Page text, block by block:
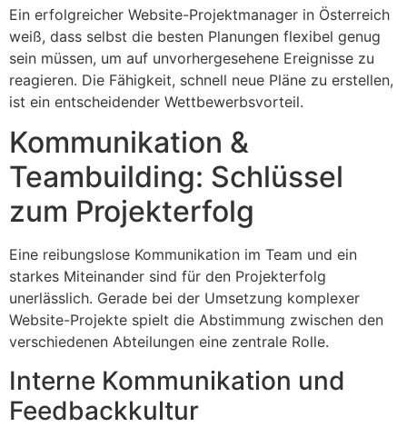
Ein erfolgreicher Website-Projektmanager in Österreich
weiß, dass selbst die besten Planungen flexibel genug
sein müssen, um auf unvorhergesehene Ereignisse zu
reagieren. Die Fähigkeit, schnell neue Pläne zu erstellen,
ist ein entscheidender Wettbewerbsvorteil.
Kommunikation &
Teambuilding: Schlüssel
zum Projekterfolg
Eine reibungslose Kommunikation im Team und ein
starkes Miteinander sind für den Projekterfolg
unerlässlich. Gerade bei der Umsetzung komplexer
Website-Projekte spielt die Abstimmung zwischen den
verschiedenen Abteilungen eine zentrale Rolle.
Interne Kommunikation und
Feedbackkultur